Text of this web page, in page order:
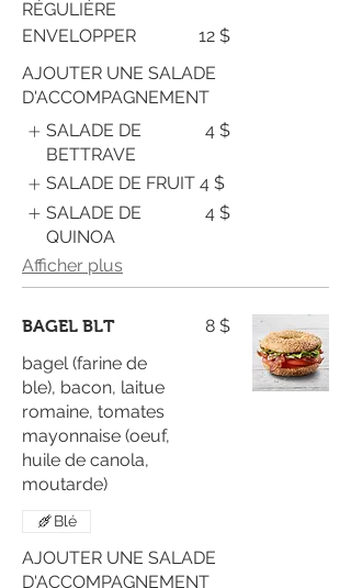
RÉGULIÈRE
ENVELOPPER
12 $
AJOUTER UNE SALADE
D'ACCOMPAGNEMENT
SALADE DE
BETTRAVE
4 $
SALADE DE FRUIT 4 $
SALADE DE
QUINOA
4 $
Afficher plus
BAGEL BLT
bagel (farine de
ble), bacon, laitue
romaine, tomates
mayonnaise (oeuf,
huile de canola,
moutarde)
8 $
Blé
AJOUTER UNE SALADE
D'ACCOMPAGNEMENT